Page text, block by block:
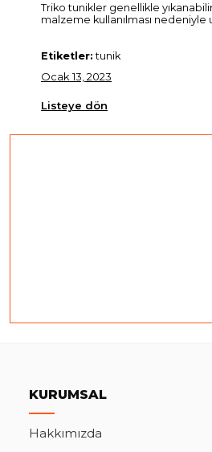
Triko tunikler genellikle
malzeme kullanılması nedeniyle
Etiketler: tunik
Ocak 13, 2023
Listeye dön
KURUMSAL
Hakkımızda